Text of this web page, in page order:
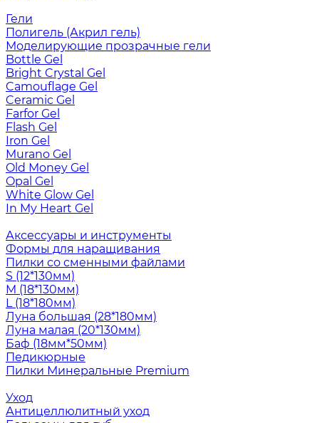
Гели
Полигель (Акрил гель)
Моделирующие прозрачные гели
Bottle Gel
Bright Crystal Gel
Camouflage Gel
Ceramic Gel
Farfor Gel
Flash Gel
Iron Gel
Murano Gel
Old Money Gel
Opal Gel
White Glow Gel
In My Heart Gel
Аксессуары и инструменты
Формы для наращивания
Пилки со сменными файлами
S (12*130мм)
M (18*130мм)
L (18*180мм)
Луна большая (28*180мм)
Луна малая (20*130мм)
Баф (18мм*50мм)
Педикюрные
Пилки Минеральные Premium
Уход
Антицеллюлитный уход